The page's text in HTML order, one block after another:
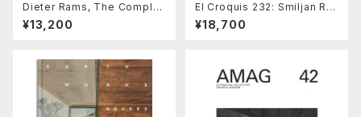
Dieter Rams, The Complet
e Works
¥13,200
El Croquis 232: Smiljan Ra
dić , 2019-2025 With No A
pparent Order
¥18,700